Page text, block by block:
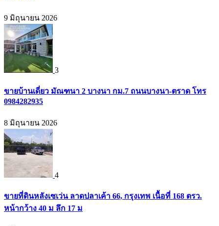
9 มิถุนายน 2026
3
ขายบ้านเดี่ยว มัณฑนา 2 บางนา กม.7 ถนนบางนา-ตราด โทร
0984282935
8 มิถุนายน 2026
4
ขายที่ดินหลังเซเว่น ลาดปลาเค้า 66, กรุงเทพ เนื้อที่ 168 ตรว.
หน้ากว้าง 40 ม ลึก 17 ม